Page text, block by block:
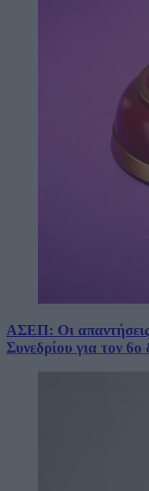
ΑΣΕΠ: Οι
Συνεδρίου για τον